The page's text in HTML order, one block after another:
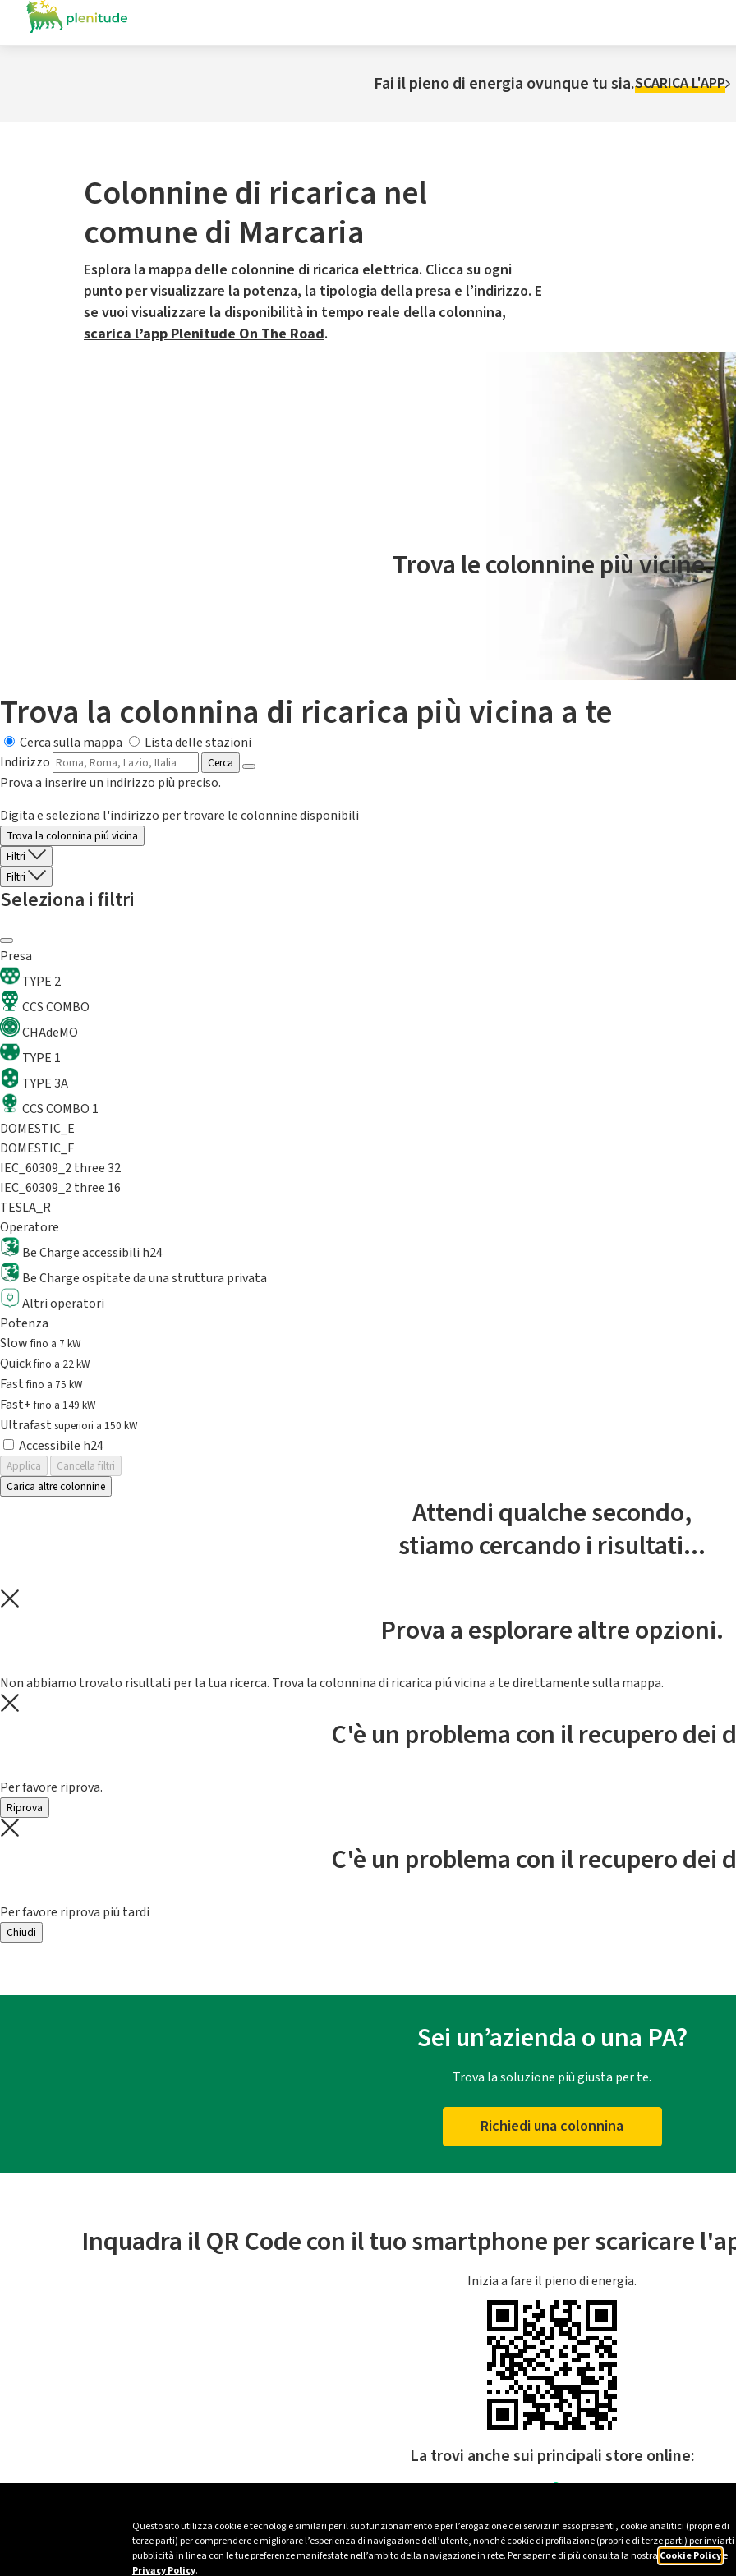
Questo sito utilizza cookie e tecnologie similari per il suo funzionamento e per l’erogazione dei servizi in esso presenti, cookie analitici (propri e di
terze parti) per comprendere e migliorare l’esperienza di navigazione dell’utente, nonché cookie di profilazione (propri e di terze parti) per inviarti
pubblicità in linea con le tue preferenze manifestate nell’ambito della navigazione in rete. Per saperne di più consulta la nostra Cookie Policye
Privacy Policy.
Fai il pieno di energia ovunque tu sia.SCARICA L'APP
Colonnine di ricarica nel
comune di Marcaria
Esplora la mappa delle colonnine di ricarica elettrica. Clicca su ogni
punto per visualizzare la potenza, la tipologia della presa e l’indirizzo. E
se vuoi visualizzare la disponibilità in tempo reale della colonnina,
scarica l’app Plenitude On The Road.
Il servizio di mobilità elettrica è gestito da Plenitude On The Road
Trova le colonnine più vicine.
Trova la colonnina di ricarica più vicina a te
Cerca sulla mappa
Lista delle stazioni
Indirizzo
Cerca
Prova a inserire un indirizzo più preciso.
Digita e seleziona l'indirizzo per trovare le colonnine disponibili
Trova la colonnina piú vicina
Filtri
Filtri
Seleziona i filtri
Presa
TYPE 2
CCS COMBO
CHAdeMO
TYPE 1
TYPE 3A
CCS COMBO 1
DOMESTIC_E
DOMESTIC_F
IEC_60309_2 three 32
IEC_60309_2 three 16
TESLA_R
Operatore
Be Charge accessibili h24
Be Charge ospitate da una struttura privata
Altri operatori
Potenza
Slowfino a 7 kW
Quickfino a 22 kW
Fastfino a 75 kW
Fast+fino a 149 kW
Ultrafast superiori a 150 kW
Accessibile h24
Applica
Cancella filtri
Carica altre colonnine
Attendi qualche secondo,
stiamo cercando i risultati...
Prova a esplorare altre opzioni.
Non abbiamo trovato risultati per la tua ricerca. Trova la colonnina di ricarica piú vicina a te direttamente sulla mappa.
C'è un problema con il recupero dei
Per favore riprova.
Riprova
C'è un problema con il recupero dei
Per favore riprova piú tardi
Chiudi
Sei un’azienda o una PA?
Trova la soluzione più giusta per te.
Richiedi una colonnina
Inquadra il QR Code con il tuo smartphone per scaricare
Inizia a fare il pieno di energia.
La trovi anche sui principali store online: